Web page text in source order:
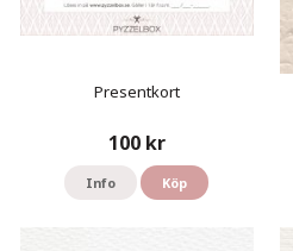
Presentkort
100 kr
Info Köp